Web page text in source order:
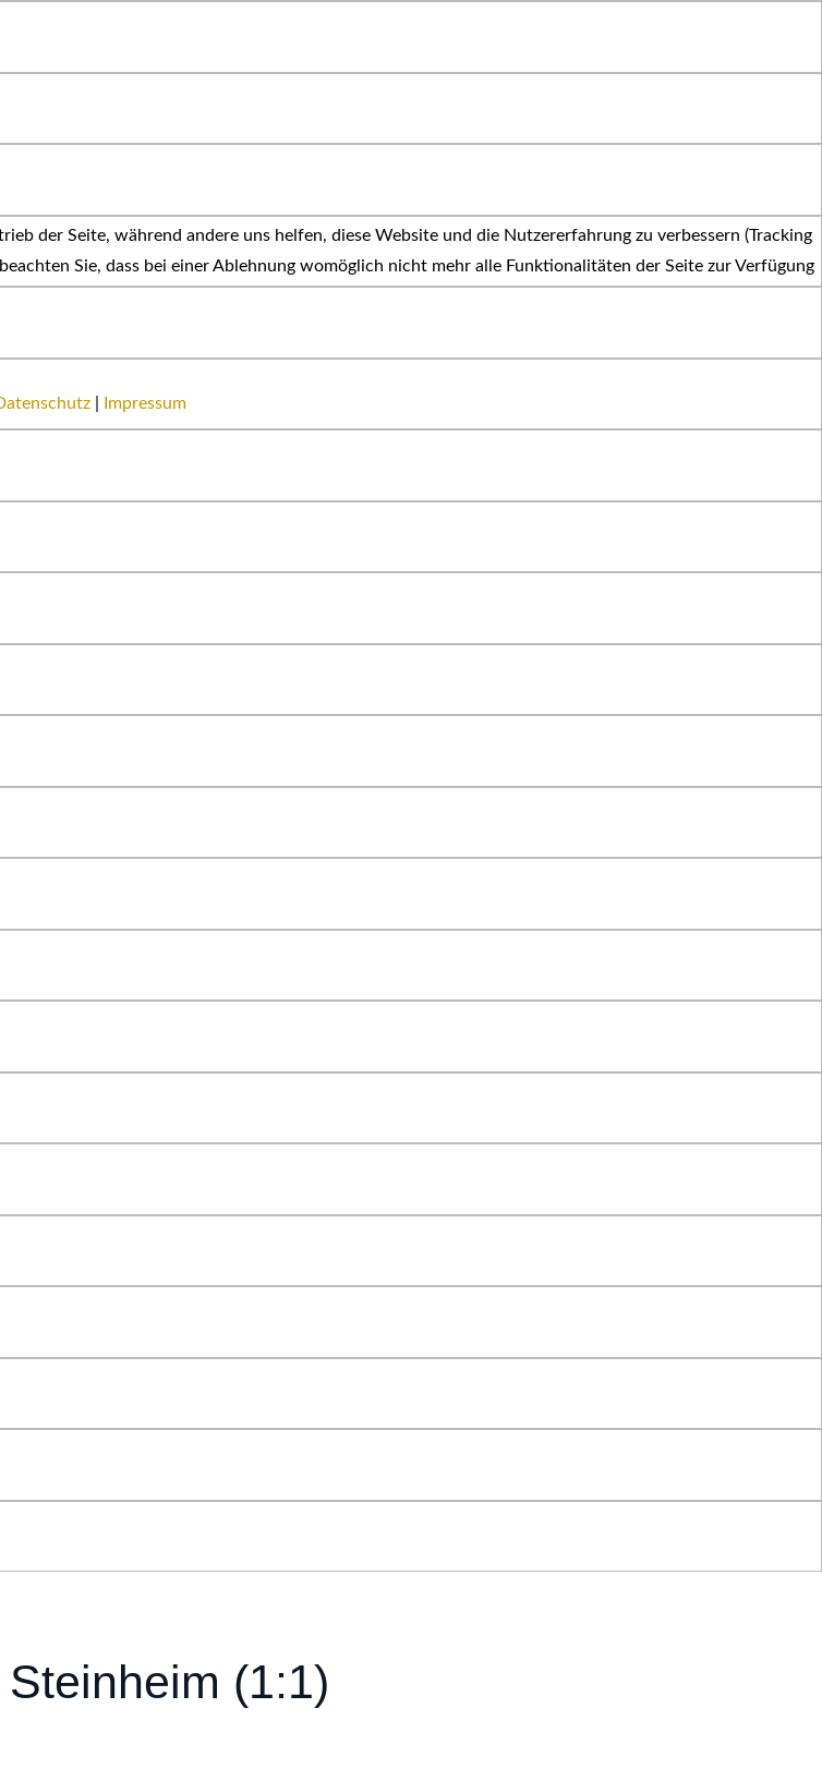
(1:1)
der Seite, während andere uns helfen, diese Website und die Nutzererfahrung zu verbessern (Tracking
Sie, dass bei einer Ablehnung womöglich nicht mehr alle Funktionalitäten der Seite zur Verfügung
| Impressum